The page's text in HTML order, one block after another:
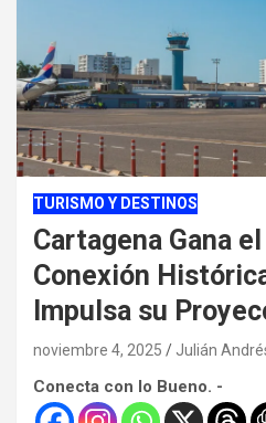
TURISMO Y DESTINOS
Cartagena Gana
Conexión
Impulsa su
noviembre 4, 2025 Julián
Conecta con lo Bueno. -